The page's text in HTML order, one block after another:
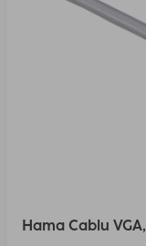
Hama Cablu